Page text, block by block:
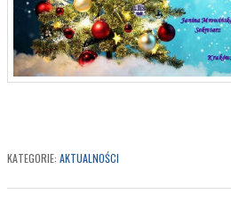
KATEGORIE: AKTUALNOŚCI